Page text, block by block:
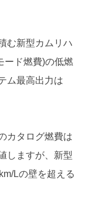
む新型カムリハ
ード燃費)の低燃
ム最高出力は
カタログ燃費は
しますが、新型
Lの壁を超える